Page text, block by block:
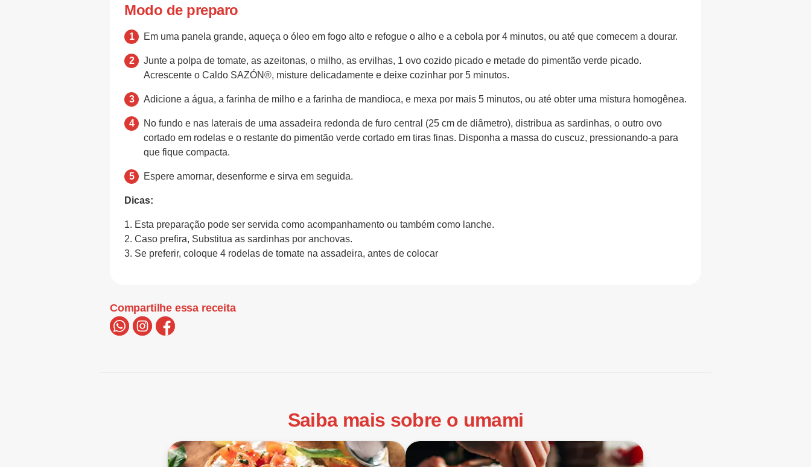
Modo de preparo
Em uma panela grande, aqueça o óleo em fogo alto e refogue o alho e a cebola por 4 minutos, ou até que comecem a dourar.
Junte a polpa de tomate, as azeitonas, o milho, as ervilhas, 1 ovo cozido picado e metade do pimentão verde picado.
Acrescente o Caldo SAZÓN®, misture delicadamente e deixe cozinhar por 5 minutos.
Adicione a água, a farinha de milho e a farinha de mandioca, e mexa por mais 5 minutos, ou até obter uma mistura homogênea.
No fundo e nas laterais de uma assadeira redonda de furo central (25 cm de diâmetro), distribua as sardinhas, o outro ovo
cortado em rodelas e o restante do pimentão verde cortado em tiras finas. Disponha a massa do cuscuz, pressionando-a para
que fique compacta.
Espere amornar, desenforme e sirva em seguida.
Dicas:
1. Esta preparação pode ser servida como acompanhamento ou também como lanche.
2. Caso prefira, Substitua as sardinhas por anchovas.
3. Se preferir, coloque 4 rodelas de tomate na assadeira, antes de colocar
Compartilhe essa receita
Saiba mais sobre o umami